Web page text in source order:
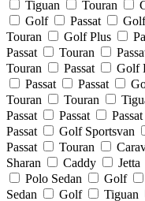
Tiguan
Touran
Golf
Passat
Touran
Golf Plus
Passat
Touran
Touran
Passat Golf
Passat
Passat
Touran
Touran
Passat
Passat Passat
Passat
Golf Sportsvan
Passat
Touran
Sharan
Caddy Jetta
Polo Sedan
Golf
Sedan
Golf Tiguan